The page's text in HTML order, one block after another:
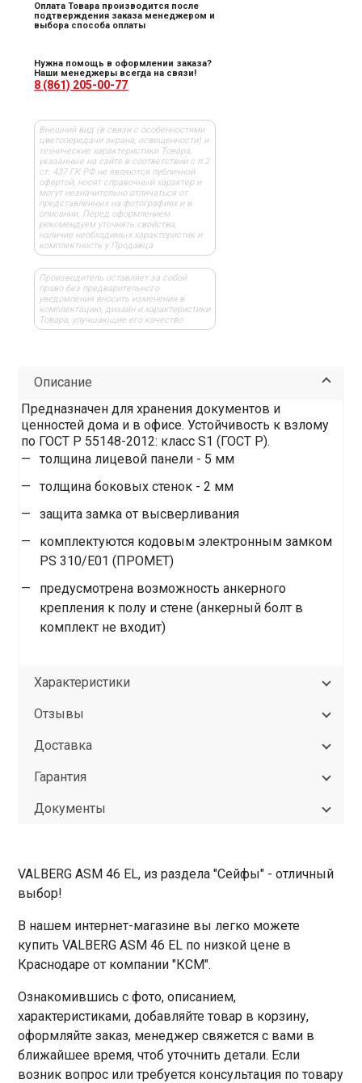
Оплата Товара производится после
подтверждения заказа менеджером и
выбора способа оплаты
Нужна помощь в оформлении заказа?
Наши менеджеры всегда на связи!
8 (861) 205-00-77
Внешний вид (в связи с особенностями
цветопередачи экрана, освещенности) и
технические характеристики Товара,
указанные на сайте в соответствии с п.2
ст. 437 ГК РФ не являются публичной
офертой, носят справочный характер и
могут незначительно отличаться от
представленных на фотографиях и в
описании. Перед оформлением
рекомендуем уточнять свойства,
наличие необходимых характеристик и
комплектность у Продавца
Производитель оставляет за собой
право без предварительного
уведомления вносить изменения в
комплектацию, дизайн и характеристики
Товара, улучшающие его качество
Описание
Предназначен для хранения документов и
ценностей дома и в офисе. Устойчивость к взлому
по ГОСТ Р 55148-2012: класс S1 (ГОСТ Р).
толщина лицевой панели - 5 мм
толщина боковых стенок - 2 мм
защита замка от высверливания
комплектуются кодовым электронным замком
PS 310/E01 (ПРОМЕТ)
предусмотрена возможность анкерного
крепления к полу и стене (анкерный болт в
комплект не входит)
Характеристики
Отзывы
Доставка
Гарантия
Документы
VALBERG ASM 46 EL, из раздела "Сейфы" - отличный
выбор!
В нашем интернет-магазине вы легко можете
купить VALBERG ASM 46 EL по низкой цене в
Краснодаре от компании "КСМ".
Ознакомившись с фото, описанием,
характеристиками, добавляйте товар в корзину,
оформляйте заказ, менеджер свяжется с вами в
ближайшее время, чтоб уточнить детали. Если
возник вопрос или требуется консультация по товару